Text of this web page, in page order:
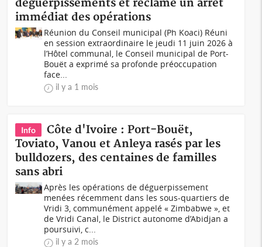
déguerpissements et réclame un arrêt
immédiat des opérations
Réunion du Conseil municipal (Ph Koaci) Réuni
en session extraordinaire le jeudi 11 juin 2026 à
l’Hôtel communal, le Conseil municipal de Port-
Bouët a exprimé sa profonde préoccupation
face...
il y a 1 mois
Info
Côte d'Ivoire : Port-Bouët,
Toviato, Vanou et Anleya rasés par les
bulldozers, des centaines de familles
sans abri
Après les opérations de déguerpissement
menées récemment dans les sous-quartiers de
Vridi 3, communément appelé « Zimbabwe », et
de Vridi Canal, le District autonome d’Abidjan a
poursuivi, c...
il y a 2 mois